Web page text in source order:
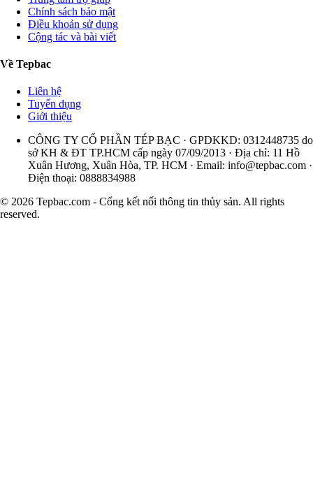
Chính sách bảo mật
Điều khoản sử dụng
Cộng tác và bài viết
Về Tepbac
Liên hệ
Tuyển dụng
Giới thiệu
CÔNG TY CỔ PHẦN TÉP BẠC · GPDKKD: 0312448735 do
sở KH & ĐT TP.HCM cấp ngày 07/09/2013 · Địa chỉ: 11 Hồ
Xuân Hương, Xuân Hòa, TP. HCM · Email: info@tepbac.com ·
Điện thoại: 0888834988
© 2026 Tepbac.com - Cổng kết nối thông tin thủy sản. All rights
reserved.